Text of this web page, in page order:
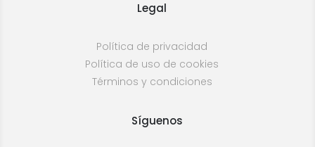
Legal
Política de privacidad
Política de uso de cookies
Términos y condiciones
Síguenos